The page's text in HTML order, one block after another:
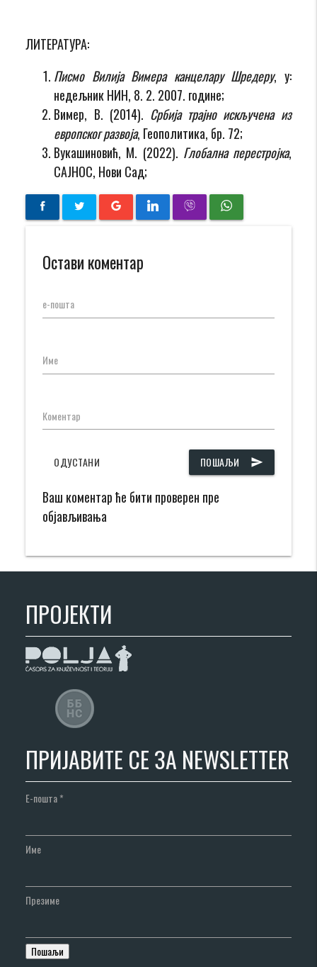
ЛИТЕРАТУРА:
Писмо Вилија Вимера канцелару Шредеру, у:
недељник НИН, 8. 2. 2007. године;
Вимер, В. (2014). Србија трајно искључена из
европског развоја, Геополитика, бр. 72;
Вукашиновић, М. (2022). Глобална перестројка,
САЈНОС, Нови Сад;
Остави коментар
е-пошта
Име
Коментар
ПОШАЉИ send
ОДУСТАНИ
Ваш коментар ће бити проверен пре
објављивања
ПРОЈЕКТИ
ПРИЈАВИТЕ СЕ ЗА NEWSLETTER
Е-пошта*
Име
Презиме